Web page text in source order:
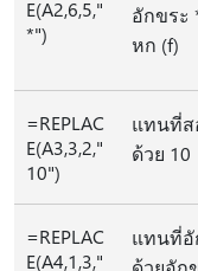
E(A2,6,5,"
*")
อักขระ
หก (f)
=REPLAC
E(A3,3,2,"
10")
แทนที่ส
ด้วย 10
=REPLAC
E(A4,1,3,"
แทนที่อั